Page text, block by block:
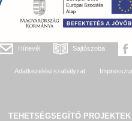
Hírlevél Sajtószoba
Adatkezelési szabályzat
TEHETSÉGSEGÍTŐ PROJEKTEK